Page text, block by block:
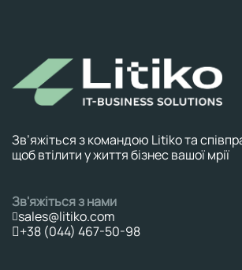
Зв’яжіться з командою Litiko та
щоб втілити у життя бізнес вашої мрії
Зв'яжіться з нами
sales@litiko.com
+38 (044) 467-50-98